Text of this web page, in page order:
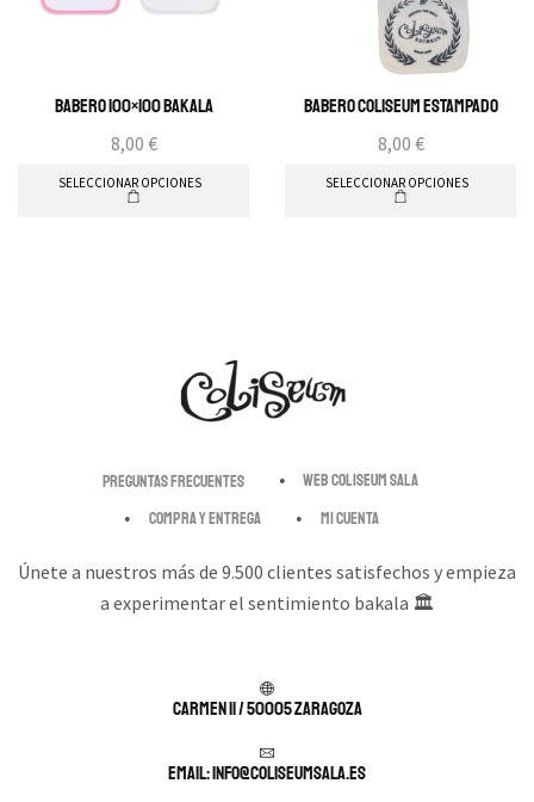
Babero 100×100 Bakala
8,00 €
SELECCIONAR OPCIONES
Babero Coliseum estampado
8,00 €
SELECCIONAR OPCIONES
Preguntas Frecuentes
Web Coliseum Sala
Compra y entrega
Mi cuenta
Únete a nuestros más de 9.500 clientes satisfechos y empieza
a experimentar el sentimiento bakala 🏛️
Carmen 11 / 50005 Zaragoza
Email: info@coliseumsala.es